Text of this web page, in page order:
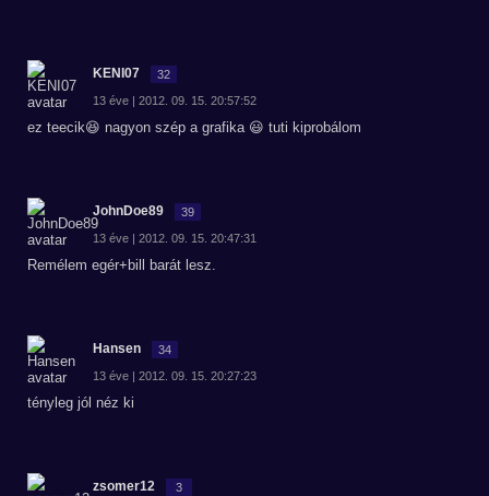
KENI07 32
13 éve | 2012. 09. 15. 20:57:52
ez teecik😆 nagyon szép a grafika 😃 tuti kiprobálom
JohnDoe89 39
13 éve | 2012. 09. 15. 20:47:31
Remélem egér+bill barát lesz.
Hansen 34
13 éve | 2012. 09. 15. 20:27:23
tényleg jól néz ki
zsomer12 3